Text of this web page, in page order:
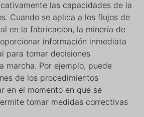
las capacidades de la
Cuando se aplica a los flujos de
en la fabricación, la minería de
información inmediata
para tomar decisiones
marcha. Por ejemplo, puede
de los procedimientos
en el momento en que se
tomar medidas correctivas